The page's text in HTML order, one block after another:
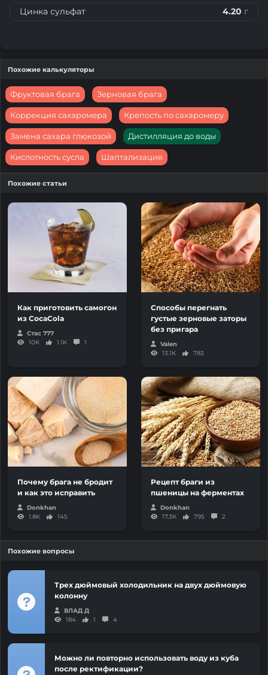
Цинка сульфат 4.20 г
Похожие калькуляторы
Фруктовая брага Зерновая брага
Коррекция сахаромера Крепость по сахаромеру
Замена сахара глюкозой Дистилляция до воды
Кислотность сусла Шаптализация
Похожие статьи
Как приготовить самогон
из CocaCola
Стас 777
10K
1.1K 1
Способы перегнать
густые зерновые заторы
без пригара
Valen
13.1K
783
Почему брага не бродит
и как это исправить
Donkhan
1.8K
145
Рецепт браги из
пшеницы на ферментах
Donkhan
17.3K
795 2
Похожие вопросы
Трех дюймовый холодильник на двух дюймовую
колонну
ВЛАД Д
184
1 4
Можно ли повторно использовать воду из куба
после ректификации?